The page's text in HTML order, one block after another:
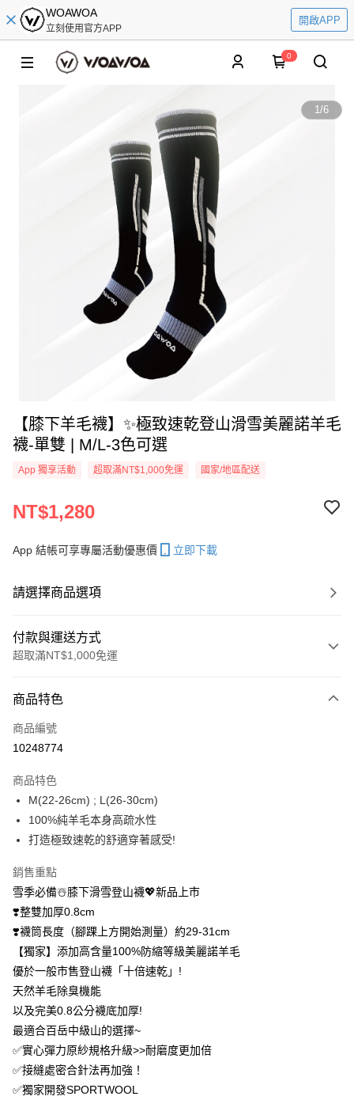
WOAWOA
立刻使用官方APP
開啟APP
0
1/6
【膝下羊毛襪】✨極致速乾登山滑雪美麗諾羊毛
襪-單雙 | M/L-3色可選
App 獨享活動 超取滿NT$1,000免運 國家/地區配送
NT$1,280
App 結帳可享專屬活動優惠價 立即下載
請選擇商品選項
付款與運送方式
超取滿NT$1,000免運
信用卡一次付款
信用卡分期付款
合作金庫商業銀行
華南商業銀行
上海商業儲蓄銀行
國泰世華商業銀行
匯豐（台灣）商業銀行
聯邦商業銀行
遠東國際商業銀行
元大商業銀行
台新國際商業銀行
中國信託商業銀行
台灣樂天信用卡公司
6 期 0 利率 每期
華南商業銀行
上海商業儲蓄銀行
臺灣中小企業銀行
匯豐（台灣）商業銀行
華泰商業銀行
聯邦商業銀行
元大商業銀行
永豐商業銀行
玉山商業銀行
星展（台灣）商業銀行
台灣樂天信用卡公司
12 期 0 利率 每期 NT$106
合作金庫商業銀行
上海商業儲蓄銀行
國泰世華商業銀行
兆豐國際商業銀行
臺灣中小企業銀行
台中商業銀行
匯豐（台灣）商業銀行
聯邦商業銀行
遠東國際商業銀行
元大商業銀行
永豐商業銀行
玉山商業銀行
台新國際商業銀行
24 期 0 利率 每期NT$53
華南商業銀行
上海商業儲蓄銀行
台北富邦商業銀行
兆豐國際商業銀行
台中商業銀行
華泰商業銀行
遠東國際商業銀行
元大商業銀行
永豐商業銀行
星展（台灣）商業銀行
中國信託商業銀行
LINE Pay
Apple Pay
悠遊付
大哥付你分期
相關說明
【大哥付你分期使用說明】
1.本服務由台灣大哥大提供，台灣大哥大用戶可立即使用無須另外申請。
2.付款方式選擇「大哥付你分期」，訂單成立後會自動跳轉到大哥付的交易
流程，驗證手機門號後，選擇欲分期的期數、繳款截止日，確認付款後即完
成交易。
3.實際核准額度、可分期數及費用金額請依後續交易確認頁面所載為準。
AFTEE先享後付
相關說明
【關於「AFTEE先享後付」】
便利好安心！
ATM付款
商品特色
商品編號
10248774
商品特色
M(22-26cm) ; L(26-30cm)
100%純羊毛本身高疏水性
打造極致速乾的舒適穿著感受!
銷售重點
雪季必備☃️膝下滑雪登山襪💖新品上市
❣️整雙加厚0.8cm
❣️襪筒長度（腳踝上方開始測量）約29-31cm
【獨家】添加高含量100%防縮等級美麗諾羊毛
優於一般市售登山襪「十倍速乾」!
天然羊毛除臭機能
以及完美0.8公分襪底加厚!
最適合百岳中級山的選擇~
✅實心彈力原紗規格升級>>耐磨度更加倍
✅接縫處密合針法再加強！
✅獨家開發SPORTWOOL